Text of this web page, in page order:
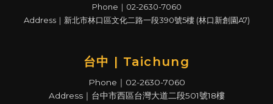
Phone｜02-2630-7060
Address｜新北市林口區文化二路一段390號5樓 (林口新創園A7)
台中 | Taichung
Phone｜02-2630-7060
Address｜台中市西區台灣大道二段501號18樓